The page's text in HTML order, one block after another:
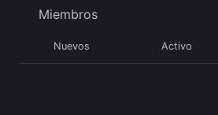
Miembros
Nuevos Activo